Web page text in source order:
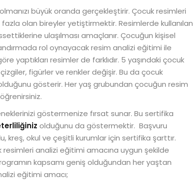
büyük oranda gerçekleştirir. Çocuk resimleri
olan bireyler yetiştirmektir. Resimlerde kullanılan
ulaşılması amaçlanır. Çocuğun kişisel
rol oynayacak resim analizi eğitimi ile
yaptıkları resimler de farklıdır. 5 yaşındaki çocuk
figürler ve renkler değişir. Bu da çocuk
gösterir. Her yaş grubundan çocuğun resim
göstermenize fırsat sunar. Bu sertifika
olduğunu da göstermektir. Başvuru
kreş, okul ve çeşitli kurumlar için sertifika şarttır.
resimleri analizi eğitimi amacına uygun şekilde
kapsamı geniş olduğundan her yaştan
eğitimi amacı;